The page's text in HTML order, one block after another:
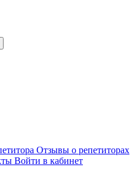
Отзывы о репетиторах
Войти в кабинет